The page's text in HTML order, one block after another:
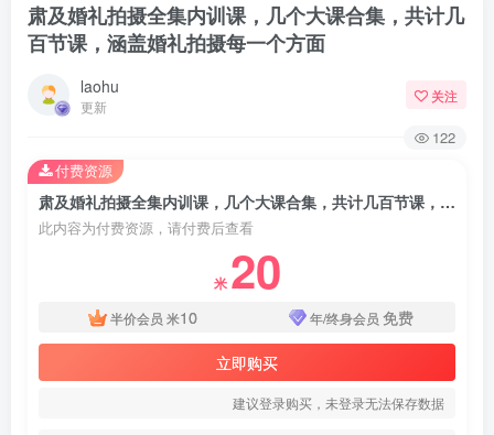
肃及婚礼拍摄全集内训课，几个大课合集，共计几
百节课，涵盖婚礼拍摄每一个方面
laohu
更新
关注
122
肃及婚礼拍摄全集内训课，几个大课合集，共计几百节课，涵盖婚礼拍摄每一个方面
此内容为付费资源，请付费后查看
米 20
半价会员 米10 年/终身会员 免费
立即购买
建议登录购买，未登录无法保存数据
付费资源